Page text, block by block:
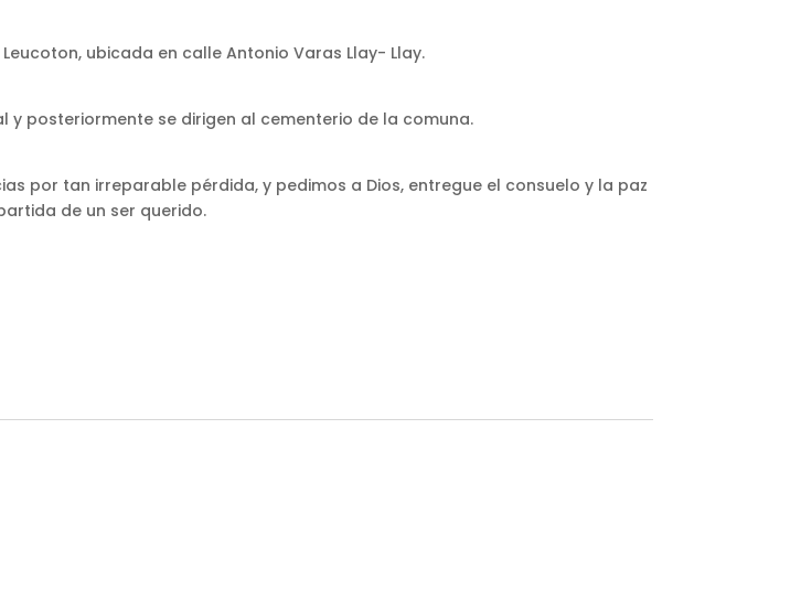
ubicada en calle Antonio Varas Llay- Llay.
y posteriormente se dirigen al cementerio de la comuna.
por tan irreparable pérdida, y pedimos a Dios, entregue el consuelo y la paz
de un ser querido.